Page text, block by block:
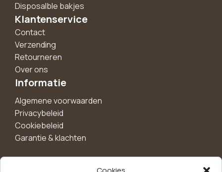
Disposalble bakjes
Klantenservice
Contact
Verzending
Retourneren
Over ons
Informatie
Algemene voorwaarden
Privacybeleid
Cookiebeleid
Garantie & klachten